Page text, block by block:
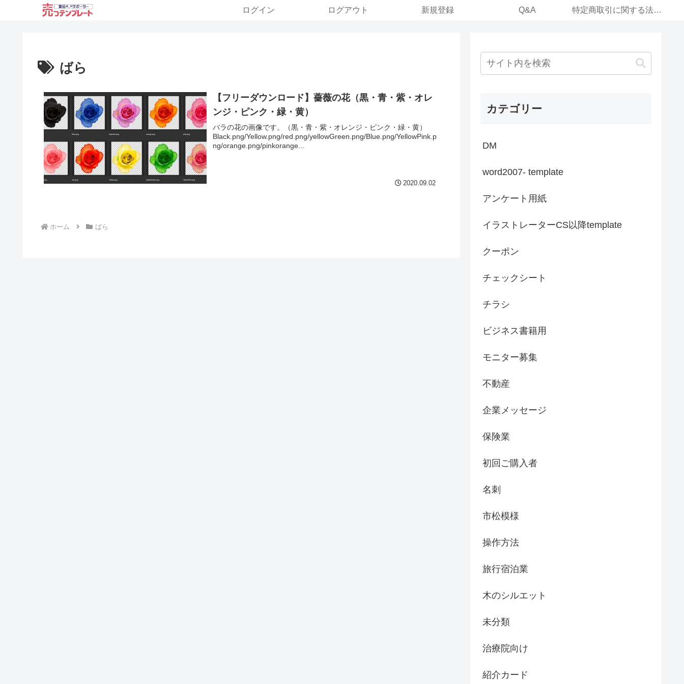
ログイン ログアウト 新規登録 Q&A 特定商取引に関する法律に基づく表記（運営事業体）
ばら
【フリーダウンロード】薔薇の花（黒・青・紫・オレ
ンジ・ピンク・緑・黄）
バラの花の画像です。（黒・青・紫・オレンジ・ピンク・緑・黄）
Black.png/Yellow.png/red.png/yellowGreen.png/Blue.png/YellowPink.p
ng/orange.png/pinkorange...
2020.09.02
ホーム ばら
カテゴリー
DM
word2007- template
アンケート用紙
イラストレーターCS以降template
クーポン
チェックシート
チラシ
ビジネス書籍用
モニター募集
不動産
企業メッセージ
保険業
初回ご購入者
名刺
市松模様
操作方法
旅行宿泊業
木のシルエット
未分類
治療院向け
紹介カード